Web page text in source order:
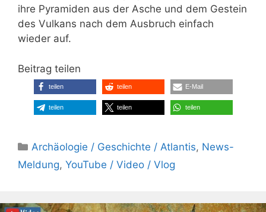
ihre Pyramiden aus der Asche und dem Gestein
des Vulkans nach dem Ausbruch einfach
wieder auf.
Beitrag teilen
teilen teilen E-Mail
teilen teilen teilen
Kategorien
Archäologie / Geschichte / Atlantis, News-
Meldung, YouTube / Video / Vlog